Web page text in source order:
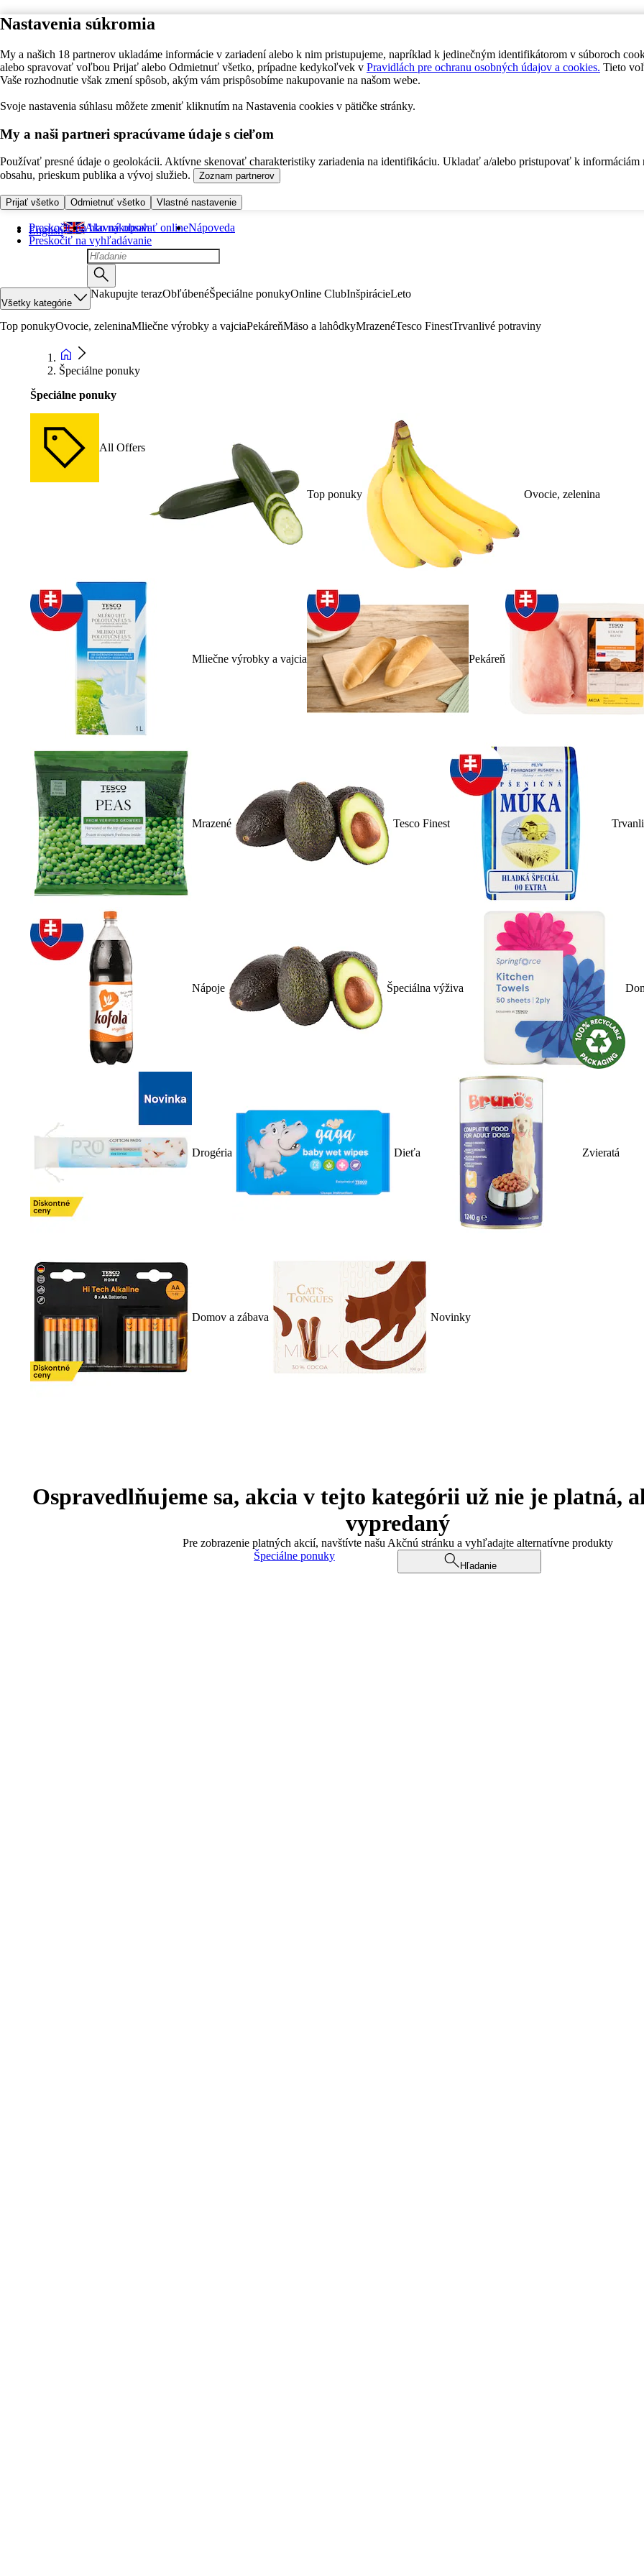
Nastavenia súkromia
My a našich 18 partnerov ukladáme informácie v zariadení alebo k nim pristupujeme, napríklad k jedinečným identifikátorom v súboroch
alebo spravovať voľbou Prijať alebo Odmietnuť všetko, prípadne kedykoľvek v Pravidlách pre ochranu osobných údajov a cookies. Tieto
Vaše rozhodnutie však zmení spôsob, akým vám prispôsobíme nakupovanie na našom webe.
Svoje nastavenia súhlasu môžete zmeniť kliknutím na Nastavenia cookies v pätičke stránky.
My a naši partneri spracúvame údaje s cieľom
Používať presné údaje o geolokácii. Aktívne skenovať charakteristiky zariadenia na identifikáciu. Ukladať a/alebo pristupovať k informáciám
obsahu, prieskum publika a vývoj služieb.
Zoznam partnerov
Prijať všetko Odmietnuť všetko Vlastné nastavenie
Preskočiť na hlavný obsah
Preskočiť na vyhľadávanie
English Ako nakupovať onlineNápoveda
Všetky kategórie
Nakupujte terazObľúbenéŠpeciálne ponukyOnline ClubInšpirácieLeto
Top ponukyOvocie, zeleninaMliečne výrobky a vajciaPekáreňMäso a lahôdkyMrazenéTesco FinestTrvanlivé potraviny
Špeciálne ponuky
Špeciálne ponuky
All Offers
Top ponuky Ovocie, zelenina
Mliečne výrobky a vajcia Pekáreň
Mrazené Tesco Finest
Nápoje Špeciálna výživa
Drogéria Dieťa Zvieratá
Domov a zábava Novinky
Ospravedlňujeme sa, akcia v tejto kategórii už nie je platná,
vypredaný
Pre zobrazenie platných akcií, navštívte našu Akčnú stránku a vyhľadajte alternatívne produkty
Špeciálne ponuky
Hľadanie